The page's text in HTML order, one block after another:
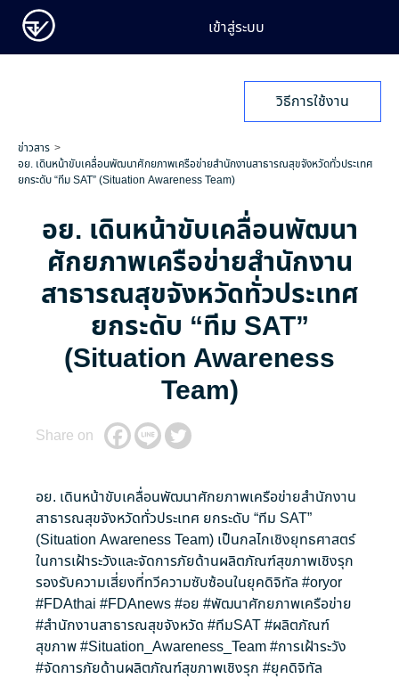
เข้าสู่ระบบ
วิธีการใช้งาน
ข่าวสาร
อย. เดินหน้าขับเคลื่อนพัฒนาศักยภาพเครือข่ายสำนักงานสาธารณสุขจังหวัดทั่วประเทศ
ยกระดับ “ทีม SAT” (Situation Awareness Team)
อย. เดินหน้าขับเคลื่อนพัฒนา
ศักยภาพเครือข่ายสำนักงาน
สาธารณสุขจังหวัดทั่วประเทศ
ยกระดับ “ทีม SAT”
(Situation Awareness
Team)
Share on
อย. เดินหน้าขับเคลื่อนพัฒนาศักยภาพเครือข่ายสำนักงาน
สาธารณสุขจังหวัดทั่วประเทศ ยกระดับ “ทีม SAT”
(Situation Awareness Team) เป็นกลไกเชิงยุทธศาสตร์
ในการเฝ้าระวังและจัดการภัยด้านผลิตภัณฑ์สุขภาพเชิงรุก
รองรับความเสี่ยงที่ทวีความซับซ้อนในยุคดิจิทัล #oryor
#FDAthai #FDAnews#อย #พัฒนาศักยภาพเครือข่าย
#สำนักงานสาธารณสุขจังหวัด #ทีมSAT#ผลิตภัณฑ์
สุขภาพ#Situation_Awareness_Team#การเฝ้าระวัง
#จัดการภัยด้านผลิตภัณฑ์สุขภาพเชิงรุก #ยุคดิจิทัล